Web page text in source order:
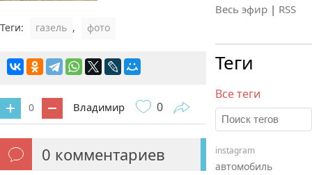
Теги: газель , фото
0 Владимир 0
0 комментариев
Весь эфир | RSS
Теги
Все теги
instagram
автомобиль